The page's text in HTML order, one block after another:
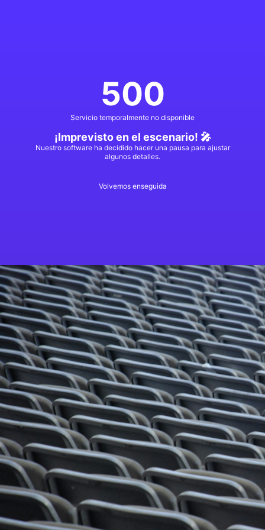
500
Servicio temporalmente no disponible
¡Imprevisto en el escenario! 🎤
Nuestro software ha decidido hacer una pausa para ajustar
algunos detalles.
Volvemos enseguida